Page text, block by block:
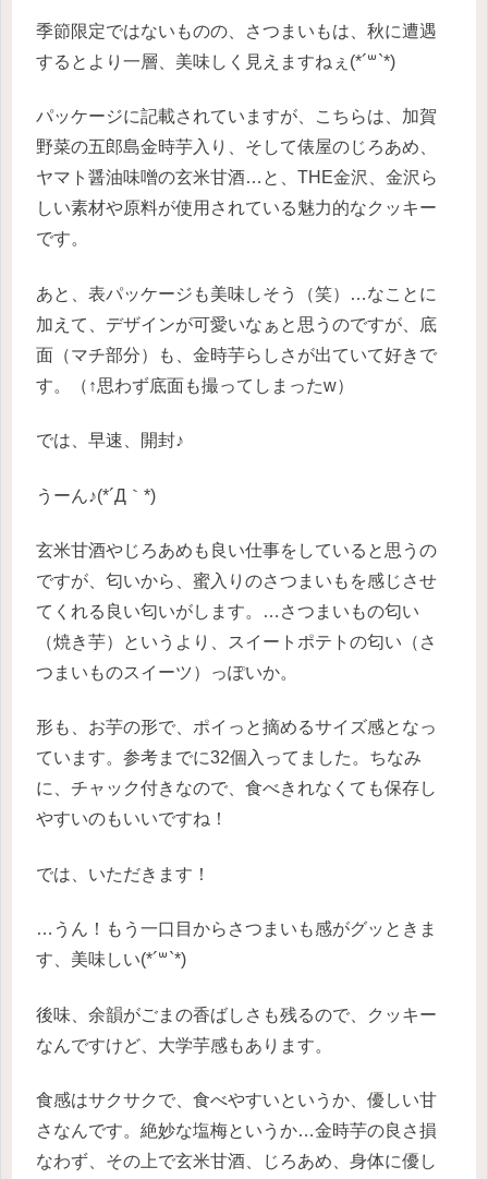
季節限定ではないものの、さつまいもは、秋に遭遇
するとより一層、美味しく見えますねぇ(*´꒳`*)
パッケージに記載されていますが、こちらは、加賀
野菜の五郎島金時芋入り、そして俵屋のじろあめ、
ヤマト醤油味噌の玄米甘酒…と、THE金沢、金沢ら
しい素材や原料が使用されている魅力的なクッキー
です。
あと、表パッケージも美味しそう（笑）…なことに
加えて、デザインが可愛いなぁと思うのですが、底
面（マチ部分）も、金時芋らしさが出ていて好きで
す。（↑思わず底面も撮ってしまったw）
では、早速、開封♪
うーん♪(*´Д｀*)
玄米甘酒やじろあめも良い仕事をしていると思うの
ですが、匂いから、蜜入りのさつまいもを感じさせ
てくれる良い匂いがします。…さつまいもの匂い
（焼き芋）というより、スイートポテトの匂い（さ
つまいものスイーツ）っぽいか。
形も、お芋の形で、ポイっと摘めるサイズ感となっ
ています。参考までに32個入ってました。ちなみ
に、チャック付きなので、食べきれなくても保存し
やすいのもいいですね！
では、いただきます！
…うん！もう一口目からさつまいも感がグッときま
す、美味しい(*´꒳`*)
後味、余韻がごまの香ばしさも残るので、クッキー
なんですけど、大学芋感もあります。
食感はサクサクで、食べやすいというか、優しい甘
さなんです。絶妙な塩梅というか…金時芋の良さ損
なわず、その上で玄米甘酒、じろあめ、身体に優し